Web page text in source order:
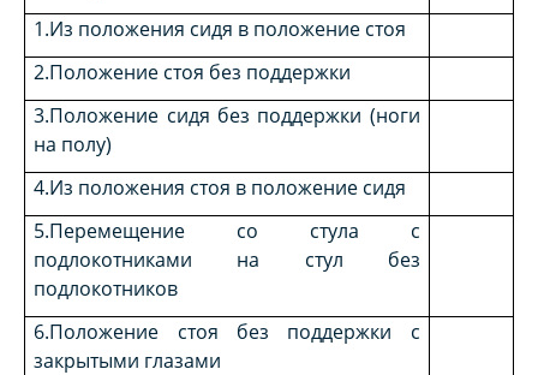
1.Из положения сидя в положение стоя
2.Положение стоя без поддержки
3.Положение сидя без поддержки (ноги
на полу)
4.Из положения стоя в положение сидя
5.Перемещение со стула с
подлокотниками на стул без
подлокотников
6.Положение стоя без поддержки с
закрытыми глазами